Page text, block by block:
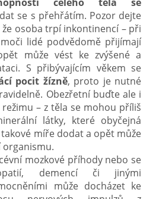
se s přehřátím. Pozor dejte
osoba trpí inkontinencí – při
lidé podvědomě přijímají
může vést ke zvýšené a
S přibývajícím věkem se
pocit žízně, proto je nutné
Obezřetní buďte ale i
– z těla se mohou příliš
látky, které obyčejná
míře dodat a opět může
organismu.
mozkové příhody nebo se
demencí či jinými
může docházet ke